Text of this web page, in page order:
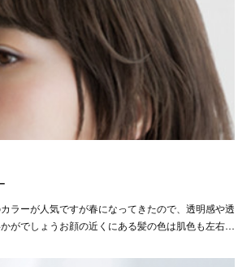
ラーが人気ですが春になってきたので、透明感や透
がでしょうお顔の近くにある髪の色は肌色も左右…